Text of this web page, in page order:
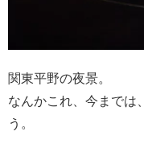
関東平野の夜景。
なんかこれ、今までは
う。